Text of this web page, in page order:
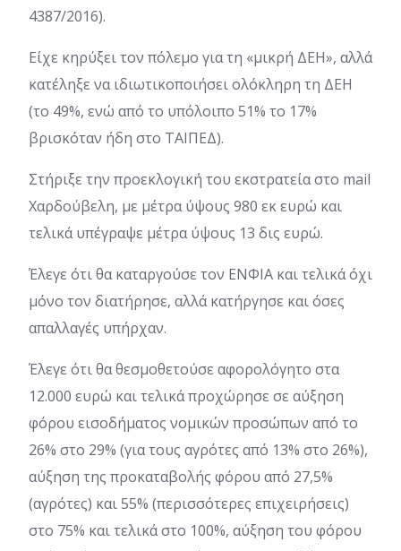
4387/2016).
Είχε κηρύξει τον πόλεμο για τη «μικρή ΔΕΗ», αλλά
κατέληξε να ιδιωτικοποιήσει ολόκληρη τη ΔΕΗ
(το 49%, ενώ από το υπόλοιπο 51% το 17%
βρισκόταν ήδη στο ΤΑΙΠΕΔ).
Στήριξε την προεκλογική του εκστρατεία στο mail
Χαρδούβελη, με μέτρα ύψους 980 εκ ευρώ και
τελικά υπέγραψε μέτρα ύψους 13 δις ευρώ.
Έλεγε ότι θα καταργούσε τον ΕΝΦΙΑ και τελικά όχι
μόνο τον διατήρησε, αλλά κατήργησε και όσες
απαλλαγές υπήρχαν.
Έλεγε ότι θα θεσμοθετούσε αφορολόγητο στα
12.000 ευρώ και τελικά προχώρησε σε αύξηση
φόρου εισοδήματος νομικών προσώπων από το
26% στο 29% (για τους αγρότες από 13% στο 26%),
αύξηση της προκαταβολής φόρου από 27,5%
(αγρότες) και 55% (περισσότερες επιχειρήσεις)
στο 75% και τελικά στο 100%, αύξηση του φόρου